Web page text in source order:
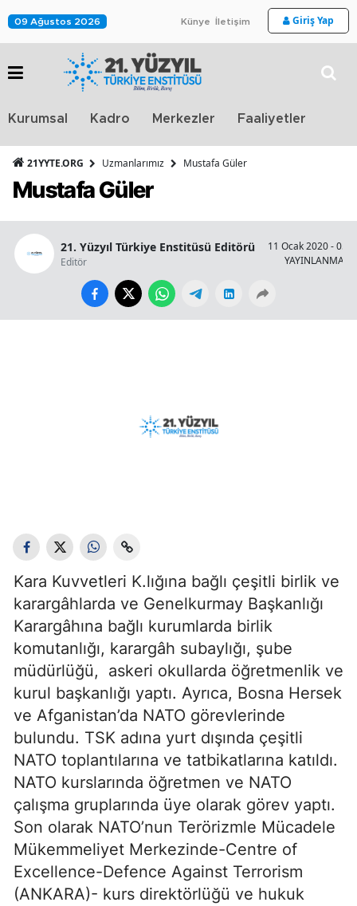
09 Ağustos 2026 Künye İletişim Giriş Yap
Kurumsal Kadro Merkezler Faaliyetler
21YYTE.ORG Uzmanlarımız Mustafa Güler
Mustafa Güler
21. Yüzyıl Türkiye Enstitüsü Editörü
Editör
11 Ocak 2020 -
YAYINLANMA
Kara Kuvvetleri K.lığına bağlı çeşitli birlik ve
karargâhlarda ve Genelkurmay Başkanlığı
Karargâhına bağlı kurumlarda birlik
komutanlığı, karargâh subaylığı, şube
müdürlüğü, askeri okullarda öğretmenlik ve
kurul başkanlığı yaptı. Ayrıca, Bosna Hersek
ve Afganistan’da NATO görevlerinde
bulundu. TSK adına yurt dışında çeşitli
NATO toplantılarına ve tatbikatlarına katıldı.
NATO kurslarında öğretmen ve NATO
çalışma gruplarında üye olarak görev yaptı.
Son olarak NATO’nun Terörizmle Mücadele
Mükemmeliyet Merkezinde-Centre of
Excellence-Defence Against Terrorism
(ANKARA)- kurs direktörlüğü ve hukuk